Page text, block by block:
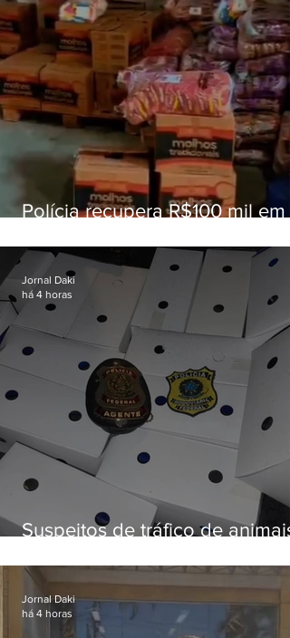
Polícia recupera R$100 mil em
Fluminense
Suspeitos de tráfico de animais
aves
Jornal Daki
há 4 horas
Jornal Daki
há 4 horas